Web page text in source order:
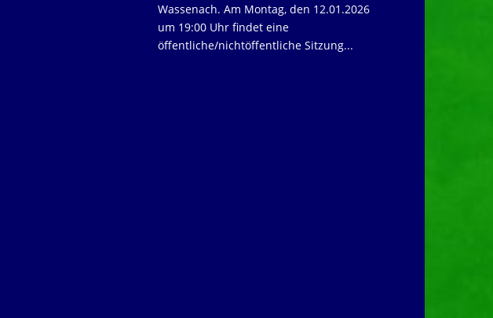
Wassenach. Am Montag, den 12.01.2026
um 19:00 Uhr findet eine
öffentliche/nichtöffentliche Sitzung...